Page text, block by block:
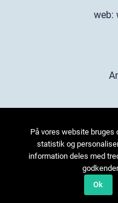
web:
På vores website
statistik og
information deles med
Ok